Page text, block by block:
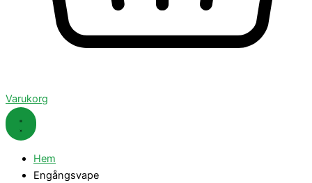
Varukorg
Hem
Engångsvape